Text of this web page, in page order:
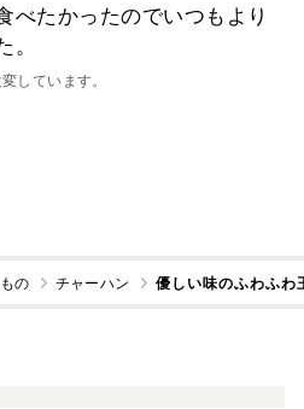
べたかったのでいつもより
しています。
の チャーハン 優しい味のふわふわ